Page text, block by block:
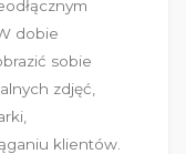
dobie
sobie
zdjęć,
klientów.